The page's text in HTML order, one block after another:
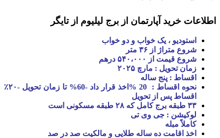
اطلاعات خرید آپارتمان از برج لیلیوم از تایگر
استودیو ، یک خواب و دو خواب
شروع متراژ از ۳۶ متر
شروع قیمت از ۵۴۰،۰۰۰ درهم
زمان تحویل : مارچ ۲۰۲۵
اقساط : پنج ساله
نحوه اقساط : 20 %اخذ قرار داد -60% تا زمان تحویل -۲۰٪
اقساط پس از تحویل
۳۳ طبقه برج کامل که ۲۸ طبقه مسکونی است
لوکیشن : جی وی تی
کاملاً مبله
اخذ اقامت ده ساله طلایی و مالکیت صد در صد